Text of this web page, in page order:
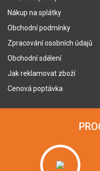
Nákup na splátky
Obchodní podmínky
Zpracování osobních údajů
Obchodní sdělení
Jak reklamovat zboží
Cenová poptávka